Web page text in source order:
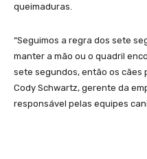
queimaduras.
“Seguimos a regra dos sete
manter a mão ou o quadril
sete segundos, então os cães
Cody Schwartz, gerente da
responsável pelas equipes